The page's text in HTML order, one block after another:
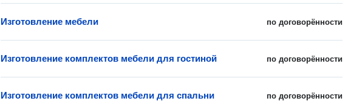
по договорённости
Изготовление мебели
по договорённости
Изготовление комплектов мебели для гостиной
по договорённости
Изготовление комплектов мебели для спальни